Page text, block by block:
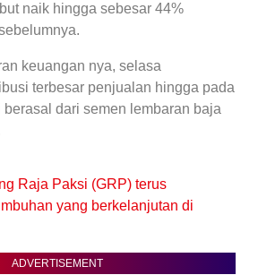
naik hingga sebesar 44%
keuangan nya, selasa
terbesar penjualan hingga pada
dari semen lembaran baja
Raja Paksi (GRP) terus
yang berkelanjutan di
ADVERTISEMENT